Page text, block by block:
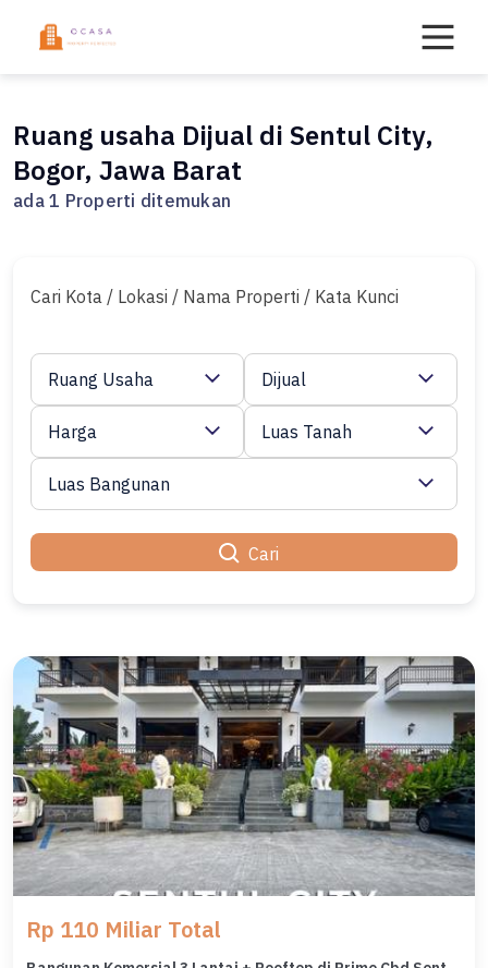
Ruang usaha Dijual di Sentul City,
Bogor, Jawa Barat
ada 1 Properti ditemukan
Cari Kota / Lokasi / Nama Properti / Kata Kunci
Cari
Ruang Usaha Dijual
Harga Luas Tanah
Luas Bangunan
Rp 110 Miliar Total